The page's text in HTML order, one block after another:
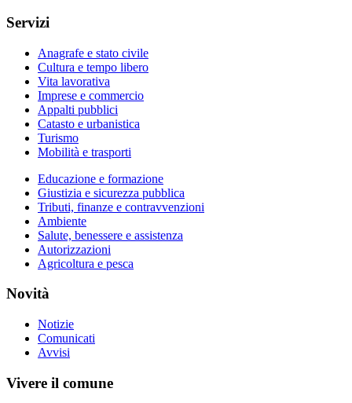
Servizi
Anagrafe e stato civile
Cultura e tempo libero
Vita lavorativa
Imprese e commercio
Appalti pubblici
Catasto e urbanistica
Turismo
Mobilità e trasporti
Educazione e formazione
Giustizia e sicurezza pubblica
Tributi, finanze e contravvenzioni
Ambiente
Salute, benessere e assistenza
Autorizzazioni
Agricoltura e pesca
Novità
Notizie
Comunicati
Avvisi
Vivere il comune